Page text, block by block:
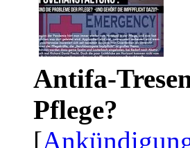
Antifa-
Pflege?
[